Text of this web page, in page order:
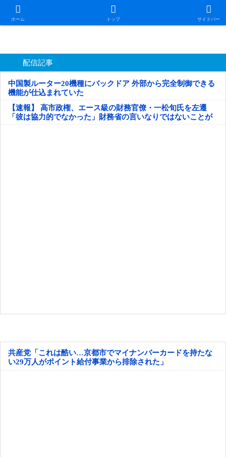
ホーム トップ サイドバー
日本第一！ニュース録
配信記事
中国製ルーター20機種にバックドア 外部から完全制御できる
機能が仕込まれていた
【速報】 高市政権、エース級の財務官僚・一松旬氏を左遷
「彼は協力的でなかった」財務省の言いなりではないことが
判明
共産党「これは酷い…京都市でマイナンバーカードを持たな
い29万人がポイント給付事業から排除された」